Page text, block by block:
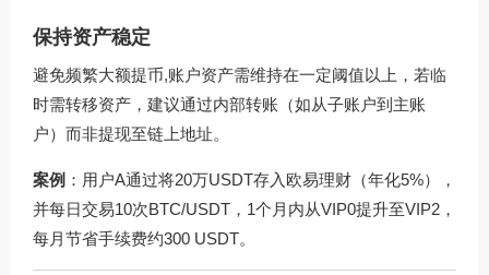
保持资产稳定
避免频繁大额提币,账户资产需维持在一定阈值以上，若临
时需转移资产，建议通过内部转账（如从子账户到主账
户）而非提现至链上地址。
案例 ：用户A通过将20万USDT存入欧易理财（年化5%），
并每日交易10次BTC/USDT，1个月内从VIP0提升至VIP2，
每月节省手续费约300 USDT。